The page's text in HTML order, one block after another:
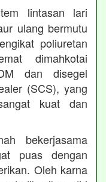
lintasan lari
ulang bermutu
poliuretan
dimahkotai
dan disegel
(SCS), yang
kuat dan
bekerjasama
puas dengan
Oleh karna